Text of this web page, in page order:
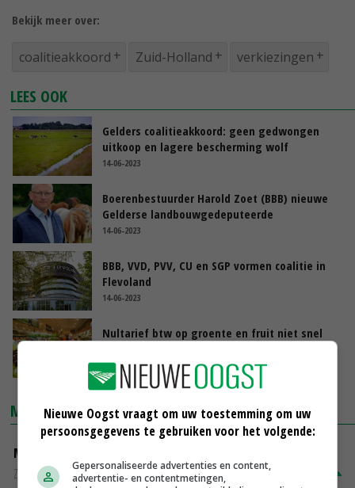
Bekijk meer over:
coalitieakkoord Zuid-Holland verkiezingen
LEES OOK
Gelders coalitieakkoord: geen gedwongen
uitkoop en lagere bescherming wolf
14-06-2023
Boerenbestuurder Harold Zoet (BBB) nieuwe
Gelderse landbouwgedeputeerde
14-06-2023
BBB, VVD, PVV, CU en SGP vormen coalitie in
Flevoland
14-06-2023
Nultarief btw op groente en fruit niet snel
13-05-2022
MARKTPRIJZEN
Magere melkpoeder
Zuivel NL
€ 269,00
Nieuwe Oogst vraagt om uw toestemming om uw
persoonsgegevens te gebruiken voor het volgende:
Gepersonaliseerde advertenties en content,
advertentie- en contentmetingen,